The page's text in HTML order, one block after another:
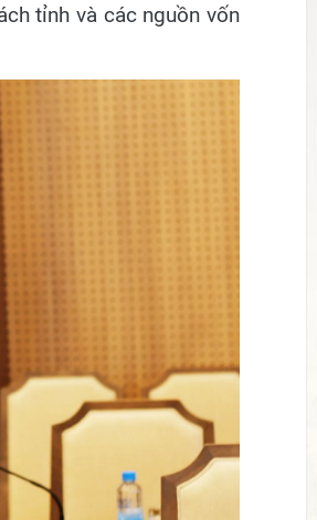
tỉnh và các nguồn vốn